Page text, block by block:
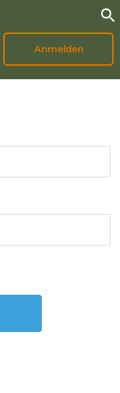
Anmelden